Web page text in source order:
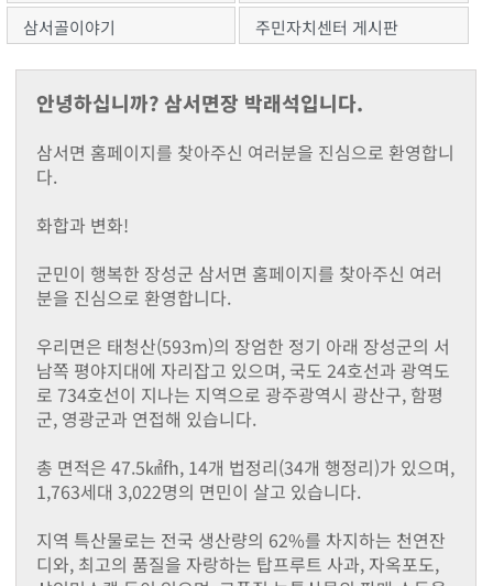
군정목표/방침
주요업무계획
군청안내
행정조직도
청사안내
찾아오시는길
장성장학회
설립목적및주요사업
장학금 기탁 및 후원안내
장학금지원
기부금 모금액 및 활용 실적
홍보자료
온라인 명예의 전당
유관기관(공익제보) 안내
장성읍
진원면
동화면
삼서면
삼서골이야기
주민자치센터 게시판
안녕하십니까? 삼서면장 박래석입니다.
삼서면 홈페이지를 찾아주신 여러분을 진심으로 환영합니
다.
화합과 변화!
군민이 행복한 장성군 삼서면 홈페이지를 찾아주신 여러
분을 진심으로 환영합니다.
우리면은 태청산(593m)의 장엄한 정기 아래 장성군의 서
남쪽 평야지대에 자리잡고 있으며, 국도 24호선과 광역도
로 734호선이 지나는 지역으로 광주광역시 광산구, 함평
군, 영광군과 연접해 있습니다.
총 면적은 47.5㎢fh, 14개 법정리(34개 행정리)가 있으며,
1,763세대 3,022명의 면민이 살고 있습니다.
지역 특산물로는 전국 생산량의 62%를 차지하는 천연잔
디와, 최고의 품질을 자랑하는 탑프루트 사과, 자옥포도,